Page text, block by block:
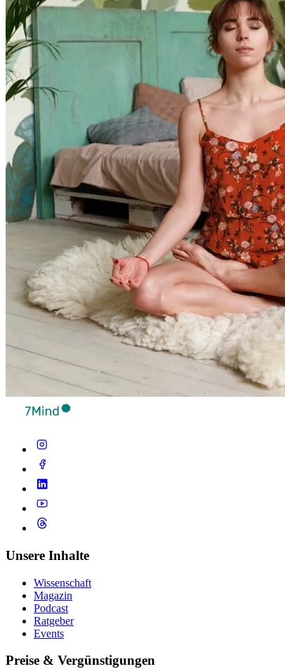
Unsere Inhalte
Wissenschaft
Magazin
Podcast
Ratgeber
Events
Preise & Vergünstigungen